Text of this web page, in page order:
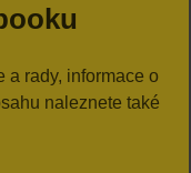
a rady, informace o
naleznete také